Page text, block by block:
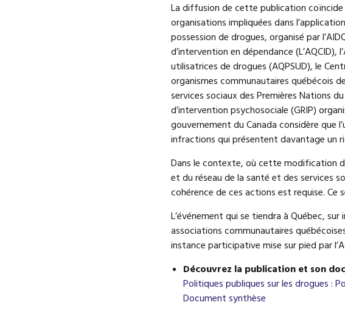
La diffusion de cette publication coïncide
organisations impliquées dans
possession de drogues, organisé par
d’intervention en dépendance
utilisatrices de drogues (AQPSUD), le
organismes communautaires québécois
services sociaux des Premières Nations
d’intervention psychosociale (GRIP)
gouvernement du Canada considère que
infractions qui présentent davantage un
Dans le contexte, où cette modification
et du réseau de la santé et des services
cohérence de ces actions est requise.
L’événement qui se tiendra à Québec,
associations communautaires
instance participative mise sur pied par
Découvrez la publication et son
Politiques publiques sur les drogues :
Document synthèse